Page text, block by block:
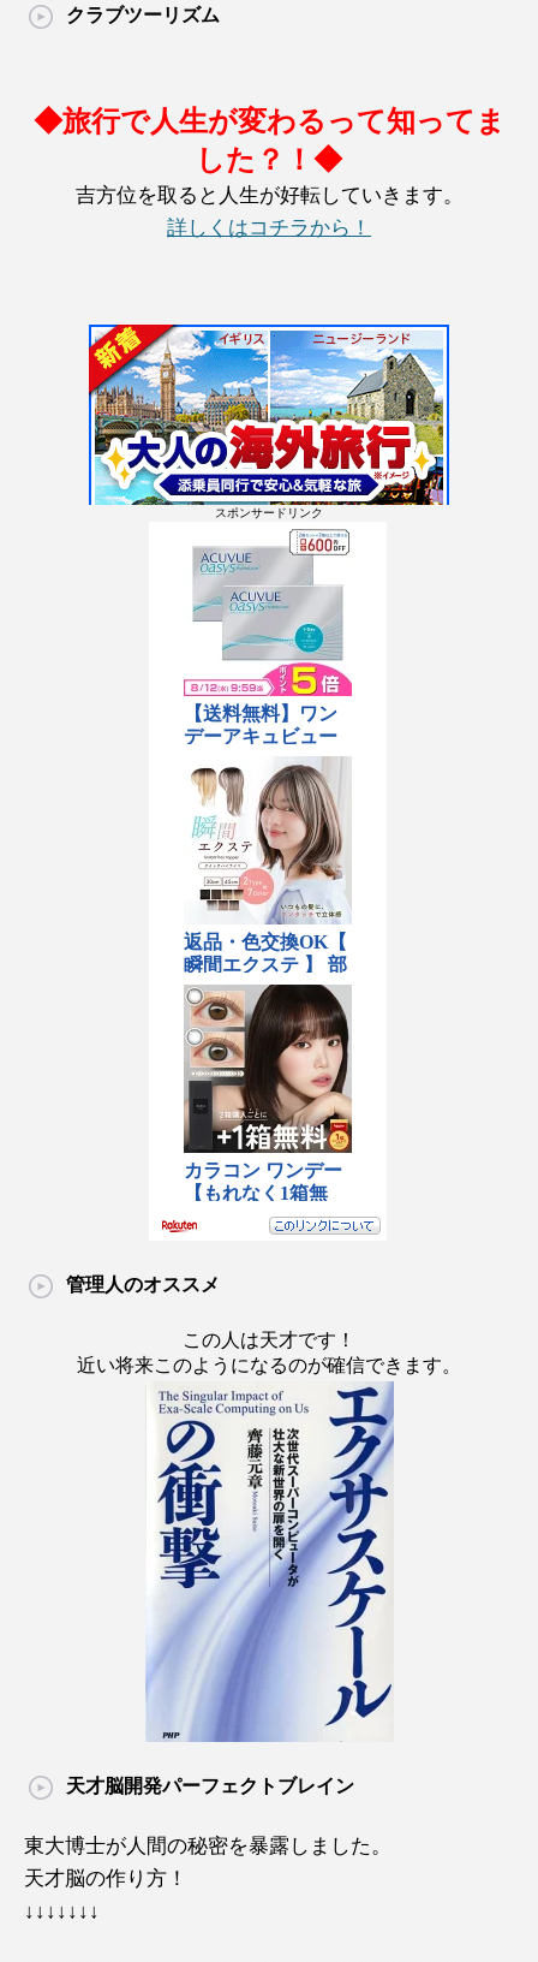
クラブツーリズム
◆旅行で人生が変わるって知ってま
した？！◆
吉方位を取ると人生が好転していきます。
詳しくはコチラから！
スポンサードリンク
管理人のオススメ
この人は天才です！
近い将来このようになるのが確信できます。
天才脳開発パーフェクトブレイン
東大博士が人間の秘密を暴露しました。
天才脳の作り方！
↓↓↓↓↓↓↓